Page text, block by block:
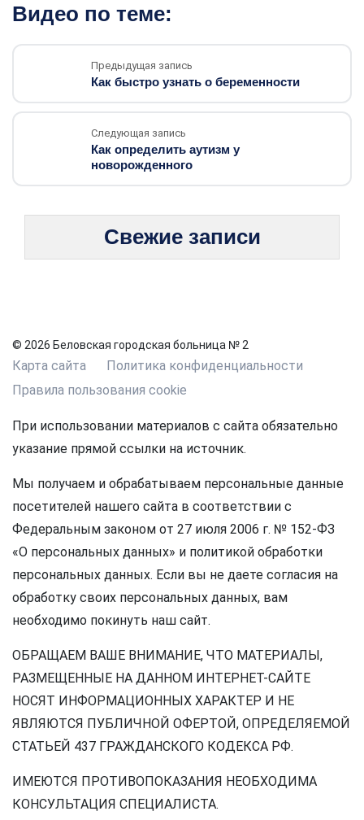
Видео по теме:
Предыдущая запись
Как быстро узнать о беременности
Следующая запись
Как определить аутизм у
новорожденного
Свежие записи
© 2026 Беловская городская больница № 2
Карта сайта
Политика конфиденциальности
Правила пользования cookie
При использовании материалов с сайта обязательно
указание прямой ссылки на источник.
Мы получаем и обрабатываем персональные данные
посетителей нашего сайта в соответствии с
Федеральным законом от 27 июля 2006 г. № 152-ФЗ
«О персональных данных» и политикой обработки
персональных данных. Если вы не даете согласия на
обработку своих персональных данных, вам
необходимо покинуть наш сайт.
ОБРАЩАЕМ ВАШЕ ВНИМАНИЕ, ЧТО МАТЕРИАЛЫ,
РАЗМЕЩЕННЫЕ НА ДАННОМ ИНТЕРНЕТ-САЙТЕ
НОСЯТ ИНФОРМАЦИОННЫХ ХАРАКТЕР И НЕ
ЯВЛЯЮТСЯ ПУБЛИЧНОЙ ОФЕРТОЙ, ОПРЕДЕЛЯЕМОЙ
СТАТЬЕЙ 437 ГРАЖДАНСКОГО КОДЕКСА РФ.
ИМЕЮТСЯ ПРОТИВОПОКАЗАНИЯ НЕОБХОДИМА
КОНСУЛЬТАЦИЯ СПЕЦИАЛИСТА.